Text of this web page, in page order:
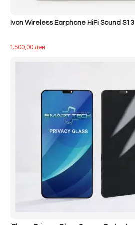
Ivon Wireless Earphone HiFi Sound S13
1.500,00ден